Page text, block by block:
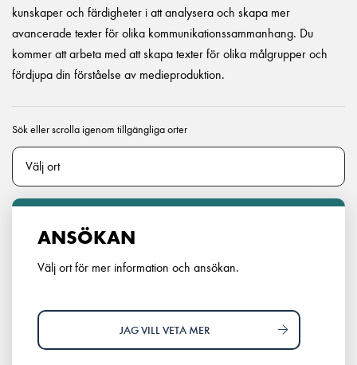
kunskaper och färdigheter i att analysera och skapa mer
avancerade texter för olika kommunikationssammanhang. Du
kommer att arbeta med att skapa texter för olika målgrupper och
fördjupa din förståelse av medieproduktion.
Sök eller scrolla igenom tillgängliga orter
ANSÖKAN
Välj ort för mer information och ansökan.
JAG VILL VETA MER